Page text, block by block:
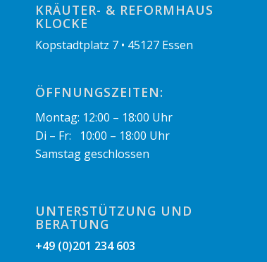
KRÄUTER- & REFORMHAUS
KLOCKE
Kopstadtplatz 7 • 45127 Essen
ÖFFNUNGSZEITEN:
Montag: 12:00 – 18:00 Uhr
Di – Fr: 10:00 – 18:00 Uhr
Samstag geschlossen
UNTERSTÜTZUNG UND
BERATUNG
+49 (0)201 234 603